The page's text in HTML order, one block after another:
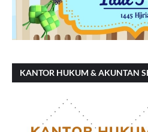
KANTOR HUKUM & AKUNTAN